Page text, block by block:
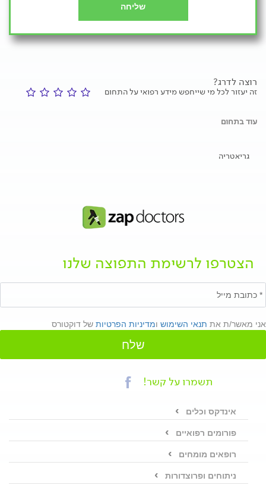
שליחה
רוצה לדרג?
זה יעזור לכל מי שייחפש מידע רפואי על התחום
עוד בתחום
גריאטריה
הצטרפו לרשימת התפוצה שלנו
אני מאשר/ת את תנאי השימוש ומדיניות הפרטיות של דוקטורס
שלח
תשמרו על קשר!
אינדקס וכלים
פורומים רפואיים
רופאים מומחים
ניתוחים ופרוצדורות